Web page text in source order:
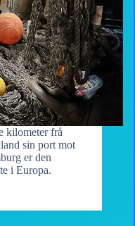
kilometer frå
sin port mot
er den
i Europa.